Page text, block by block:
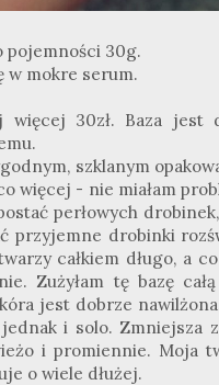
pojemności 30g.
w mokre serum.
więcej 30zł. Baza jest
szklanym
więcej - nie miałam
perłowych
przyjemne drobinki
całkiem długo, a
Zużyłam tę bazę
jest dobrze
i solo. Zmniejsza
i promiennie. Moja
o wiele dłużej.